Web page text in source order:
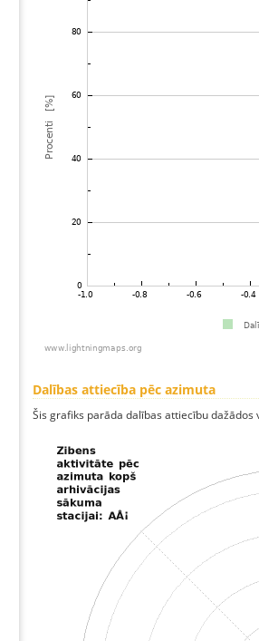
Dalības attiecība pēc azimuta
Šis grafiks parāda dalības attiecību